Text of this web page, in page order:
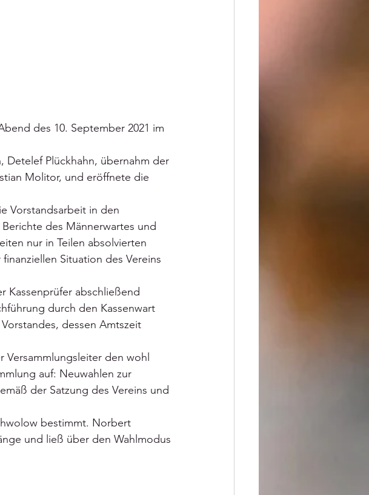
des 10. September 2021 im
Detelef Plückhahn, übernahm der
Molitor, und eröffnete die
Vorstandsarbeit in den
des Männerwartes und
nur in Teilen absolvierten
Situation des Vereins
Kassenprüfer abschließend
durch den Kassenwart
dessen Amtszeit
den wohl
auf: Neuwahlen zur
der Satzung des Vereins und
bestimmt. Norbert
und ließ über den Wahlmodus